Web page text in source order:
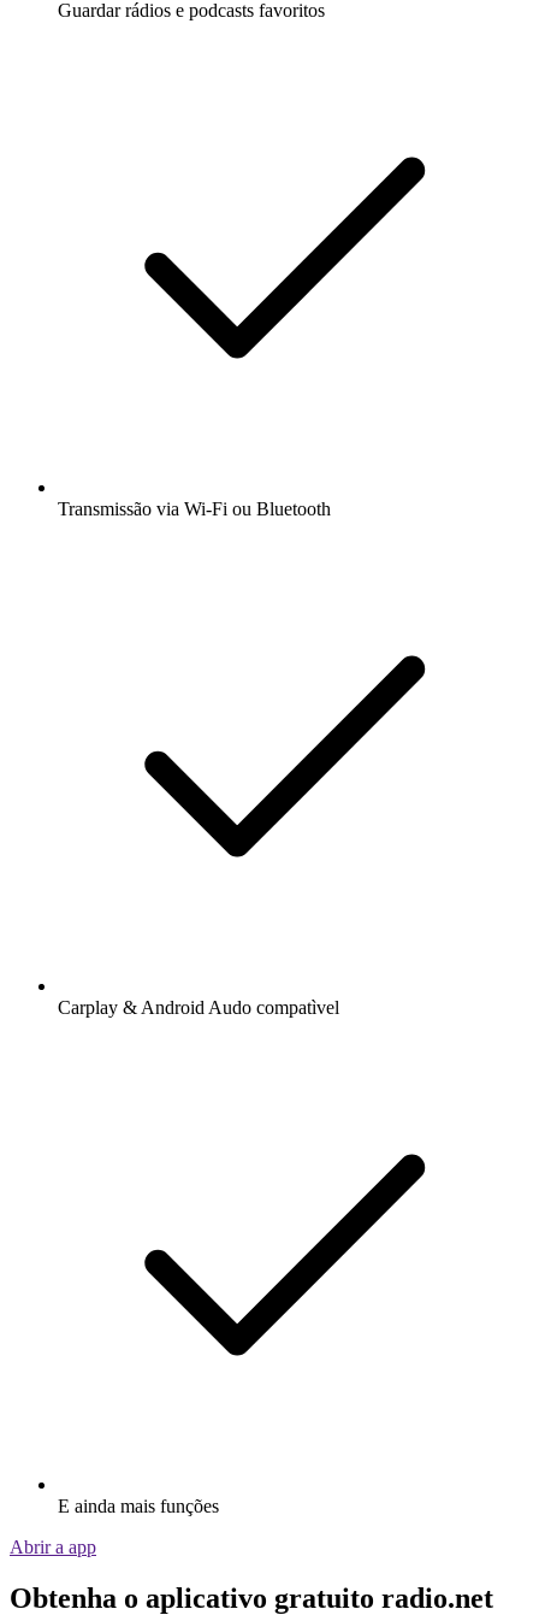
Guardar rádios e podcasts favoritos
Transmissão via Wi-Fi ou Bluetooth
Carplay & Android Audo compatìvel
E ainda mais funções
Abrir a app
Obtenha o aplicativo gratuito radio.net